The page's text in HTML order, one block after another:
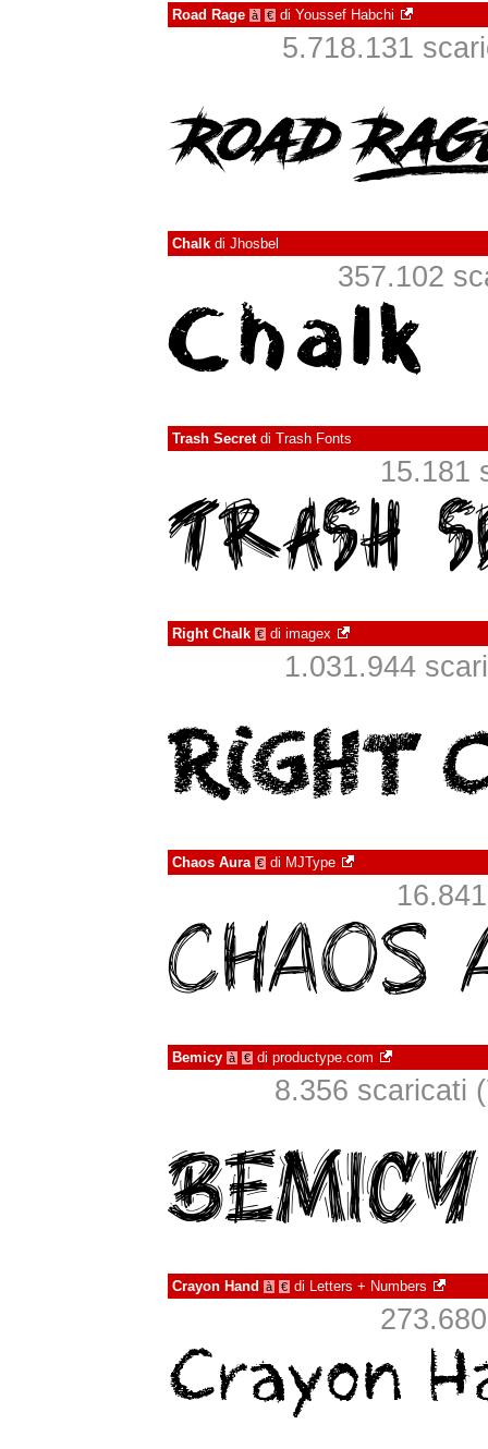
Road Rage à € di Youssef Habchi
5.718.131
Chalk di Jhosbel
357.102
Trash Secretdi Trash Fonts
15.181
Right Chalk € di imagex
1.031.944
Chaos Aura € di MJType
Bemicy à € di productype.com
8.356 scaricati
Crayon Hand à € di Letters + Numbers